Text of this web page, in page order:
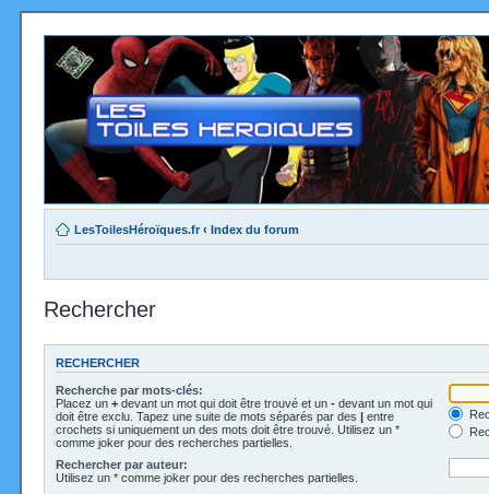
LesToilesHéroïques.fr ‹ Index du forum
Rechercher
RECHERCHER
Recherche par mots-clés:
Placez un + devant un mot qui doit être trouvé et un - devant un mot qui
doit être exclu. Tapez une suite de mots séparés par des | entre
crochets si uniquement un des mots doit être trouvé. Utilisez un *
comme joker pour des recherches partielles.
Rechercher par auteur:
Utilisez un * comme joker pour des recherches partielles.